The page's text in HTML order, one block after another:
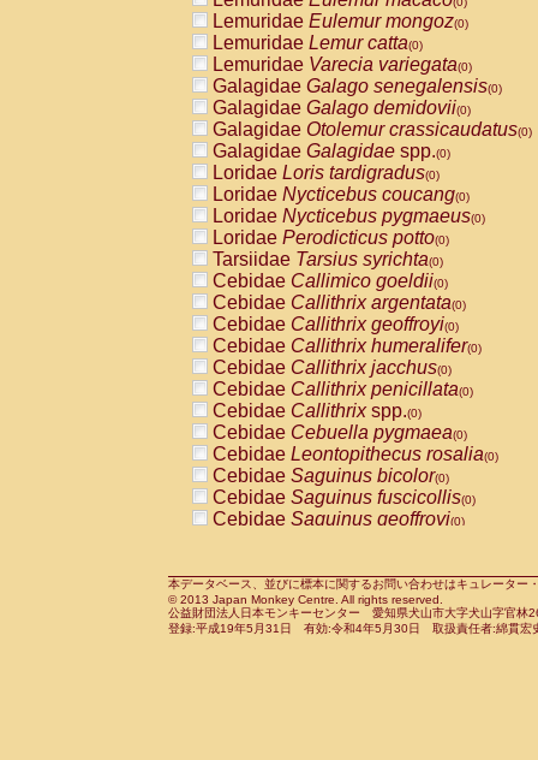
AtelidaeAlouatta fusca(0)
AtelidaeAlouatta seniculus
AtelidaeAlouattaspp.(0)
AtelidaeAteles belzebuth(0)
AtelidaeAteles geoffroyi(0)
AtelidaeAteles paniscus(0)
AtelidaeAtelesspp.(0)
Atelidae Lagothrix lagothricha
AtelidaeLagothrix lagothricha cana
PitheciidaeCacajao calvus
PitheciidaeCallicebus cupreus
PitheciidaeCallicebus donacophilus
PitheciidaeCallicebus moloch
PitheciidaeCallicebus torquatus
PitheciidaeCallicebusspp.(0)
PitheciidaeChiropotes satanas(0)
PitheciidaePithecia monachus
PitheciidaePithecia pithecia(0)
CercopithecidaeCercocebus agilis
CercopithecidaeCercocebus
CercopithecidaeCercocebus
CercopithecidaeCercocebus
CercopithecidaeCercocebus
CercopithecidaeCercocebushybrid
CercopithecidaePapio anubis(0)
CercopithecidaePapio cynocephalus
CercopithecidaePapio hamadryas(0)
Lemuridae Eulemur mongoz(0)
Lemuridae Lemur catta(0)
Lemuridae Varecia variegata(0)
Galagidae Galago senegalensis(0)
Galagidae Galago demidovii(0)
Galagidae Otolemur crassicaudatus(0)
Galagidae Galagidae spp.(0)
Loridae Loris tardigradus(0)
Loridae Nycticebus coucang(0)
Loridae Nycticebus pygmaeus(0)
Loridae Perodicticus potto(0)
Tarsiidae Tarsius syrichta(0)
Cebidae Callimico goeldii(0)
Cebidae Callithrix argentata(0)
Cebidae Callithrix geoffroyi(0)
Cebidae Callithrix humeralifer(0)
Cebidae Callithrix jacchus(0)
Cebidae Callithrix penicillata(0)
Cebidae Callithrixspp.(0)
Cebidae Cebuella pygmaea(0)
Cebidae Leontopithecus rosalia(0)
Cebidae Saguinus bicolor(0)
Cebidae Saguinus fuscicollis(0)
Cebidae Saguinus geoffroyi(0)
CebidaeSaguinus leucopus(0)
CebidaeSaguinus midas(0)
Cebidae Saguinus mystax(0)
本データベース、並びに標本に関するお問い合わせはキュレータ
© 2013 Japan Monkey Centre. All rights reserved.
公益財団法人日本モンキーセンター 愛知県犬山市大字犬山字官
登録:平成19年5月31日 有効:令和4年5月30日 取扱責任者:綿貫宏